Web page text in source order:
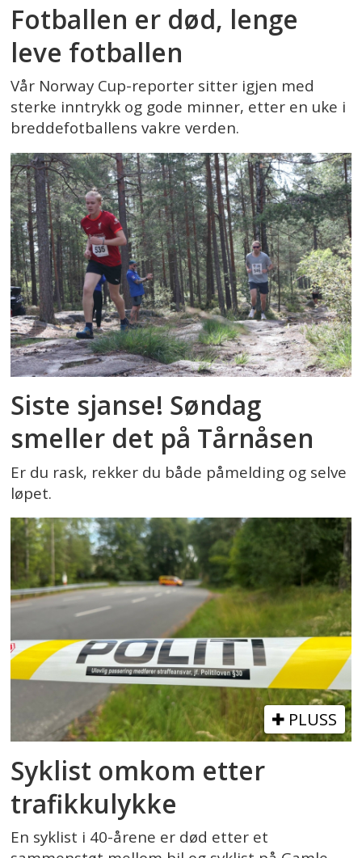
Fotballen er død, lenge
leve fotballen
Vår Norway Cup-reporter sitter igjen med
sterke inntrykk og gode minner, etter en uke i
breddefotballens vakre verden.
Siste sjanse! Søndag
smeller det på Tårnåsen
Er du rask, rekker du både påmelding og selve
løpet.
PLUSS
Syklist omkom etter
trafikkulykke
En syklist i 40-årene er død etter et